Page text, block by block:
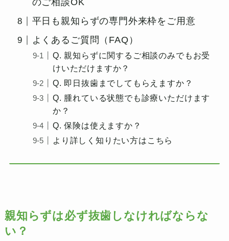
のご相談OK
平日も親知らずの専門外来枠をご用意
よくあるご質問（FAQ）
Q. 親知らずに関するご相談のみでもお受
けいただけますか？
Q. 即日抜歯までしてもらえますか？
Q. 腫れている状態でも診療いただけます
か？
Q. 保険は使えますか？
より詳しく知りたい方はこちら
親知らずは必ず抜歯しなければならな
い？